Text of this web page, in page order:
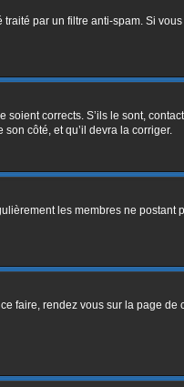
par un filtre anti-spam. Si
corrects. S’ils le sont,
côté, et qu’il devra la corriger.
les membres ne
faire, rendez vous sur la page